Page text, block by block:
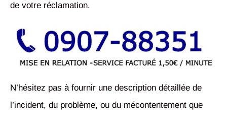
de votre réclamation.
N’hésitez pas à fournir une description détaillée de
l’incident, du problème, ou du mécontentement que